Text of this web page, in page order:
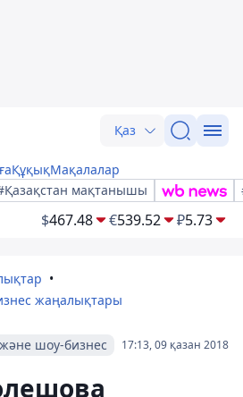
Қаз
ҚұқықМақалалар
мақтанышы
$467.48 €539.52 ₽5.73
жаңалықтары
17:13, 09 қазан 2018
шоу-бизнес